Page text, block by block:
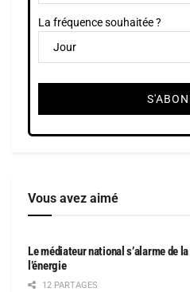
La fréquence souhaitée ?
Vous avez aimé
Le médiateur national s’alarme de
l’énergie
12 PARTAGES